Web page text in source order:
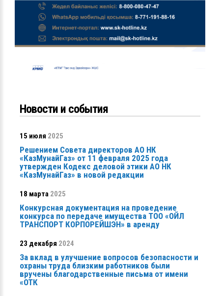
Новости и события
15 июля 2025
Решением Совета директоров АО НК
«КазМунайГаз» от 11 февраля 2025 года
утвержден Кодекс деловой этики АО НК
«КазМунайГаз» в новой редакции
18 марта 2025
Конкурсная документация на проведение
конкурса по передаче имущества ТОО «ОЙЛ
ТРАНСПОРТ КОРПОРЕЙШЭН» в аренду
23 декабря 2024
За вклад в улучшение вопросов безопасности и
охраны труда близким работников были
вручены благодарственные письма от имени
«ОТК